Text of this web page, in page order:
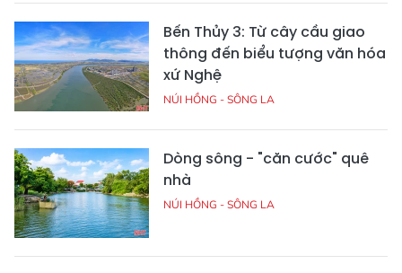
Bến Thủy 3: Từ cây cầu giao
thông đến biểu tượng văn hóa
xứ Nghệ
NÚI HỒNG - SÔNG LA
Dòng sông - "căn cước" quê
nhà
NÚI HỒNG - SÔNG LA